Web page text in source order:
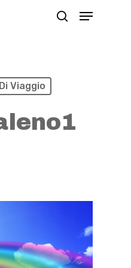
Menu
Viaggio